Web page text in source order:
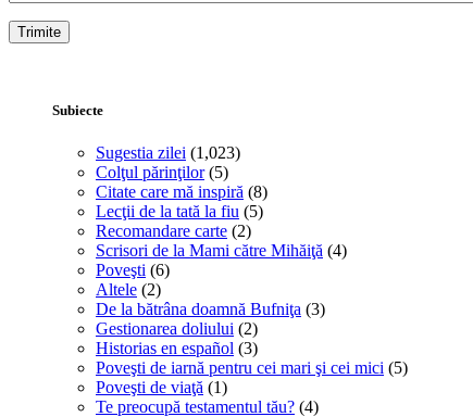
Subiecte
Sugestia zilei (1,023)
Colţul părinţilor(5)
Citate care mă inspiră (8)
Lecţii de la tată la fiu (5)
Recomandare carte (2)
Scrisori de la Mami către Mihăiţă (4)
Poveşti (6)
Altele (2)
De la bătrâna doamnă Bufniţa (3)
Gestionarea doliului (2)
Historias en español (3)
Poveşti de iarnă pentru cei mari şi cei mici (5)
Poveşti de viaţă (1)
Te preocupă testamentul tău? (4)